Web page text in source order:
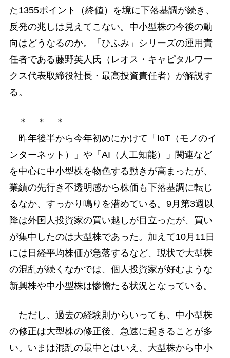
た1355ポイント（終値）を境に下落基調が続き、
反発の兆しは見えてこない。中小型株の今後の動
向はどうなるのか。「ひふみ」シリーズの運用責
任者である藤野英人氏（レオス・キャピタルワー
クス代表取締役社長・最高投資責任者）が解説す
る。
＊ ＊ ＊
昨年後半から今年初めにかけて「IoT（モノのイ
ンターネット）」や「AI（人工知能）」関連など
を中心に中小型株を物色する動きが高まったが、
業績の先行き不透明感から株価も下落基調に転じ
るなか、すっかり鳴りを潜めている。9月第3週以
降は外国人投資家の買い越しが目立ったが、買い
が集中したのは大型株であった。加えて10月11日
には日経平均株価が急落するなど、現状で大型株
の混乱が続くなかでは、個人投資家が好むような
新興株や中小型株は惨憺たる状況となっている。
ただし、過去の経験則からいっても、中小型株
の修正は大型株の修正後、急速に起きることが多
い。いまは混乱の最中とはいえ、大型株から中小